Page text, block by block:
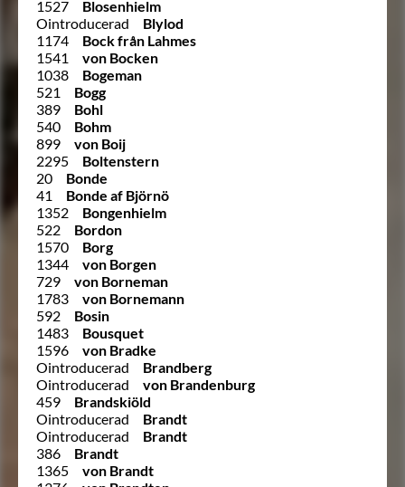
1527
Blosenhielm
Ointroducerad
Blylod
1174
Bock från Lahmes
1541
von Bocken
1038
Bogeman
521
Bogg
389
Bohl
540
Bohm
899
von Boij
2295
Boltenstern
20
Bonde
41
Bonde af Björnö
1352
Bongenhielm
522
Bordon
1570
Borg
1344
von Borgen
729
von Borneman
1783
von Bornemann
592
Bosin
1483
Bousquet
1596
von Bradke
Ointroducerad
Brandberg
Ointroducerad
von Brandenburg
459
Brandskiöld
Ointroducerad
Brandt
Ointroducerad
Brandt
386
Brandt
1365
von Brandt